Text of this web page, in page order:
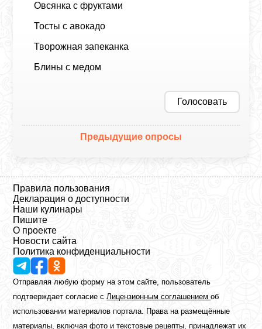
Овсянка с фруктами
Тосты с авокадо
Творожная запеканка
Блины с медом
Голосовать
Предыдущие опросы
Правила пользования
Декларация о доступности
Наши кулинары
Пишите
О проекте
Новости сайта
Политика конфиденциальности
Отправляя любую форму на этом сайте, пользователь
подтверждает согласие сЛицензионным соглашениемоб
использовании материалов портала. Права на размещённые
материалы, включая фото и текстовые рецепты, принадлежат их